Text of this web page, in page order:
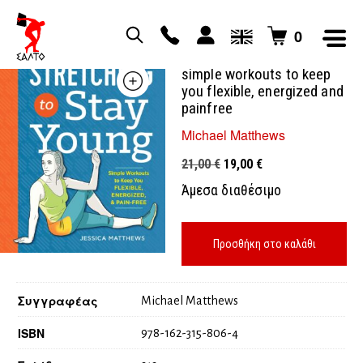
0
simple workouts to keep
you flexible, energized and
painfree
Michael Matthews
21,00€ Original
price
21,00 €.
19,00 €Η
τρέχουσα
τιμή
είναι:
19,00 €.
Άμεσα διαθέσιμο
Προσθήκη στο καλάθι
Συγγραφέας Michael Matthews
ISBN 978-162-315-806-4